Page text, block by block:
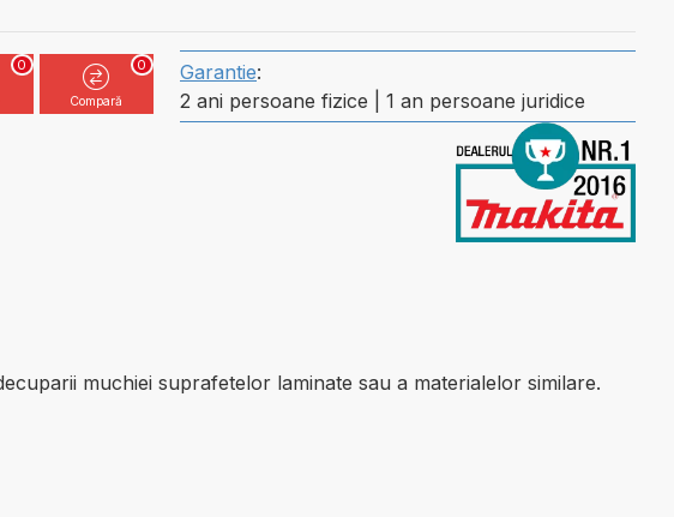
0
Compară
0 Garantie:
2 ani persoane fizice | 1 an persoane juridice
muchiei suprafetelor laminate sau a materialelor similare.